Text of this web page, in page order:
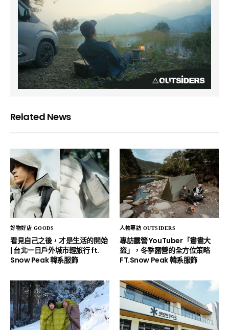
Related News
好物好店 GOODS
看見自己之後，才是生活的開始
| 台北一日戶外城市輕旅行 ft.
Snow Peak 韓系服飾
人物專訪 OUTSIDERS
專訪露營 YouTuber「鴦鴦大
盜」，冬季露營的全方位策略
FT.Snow Peak 韓系服飾